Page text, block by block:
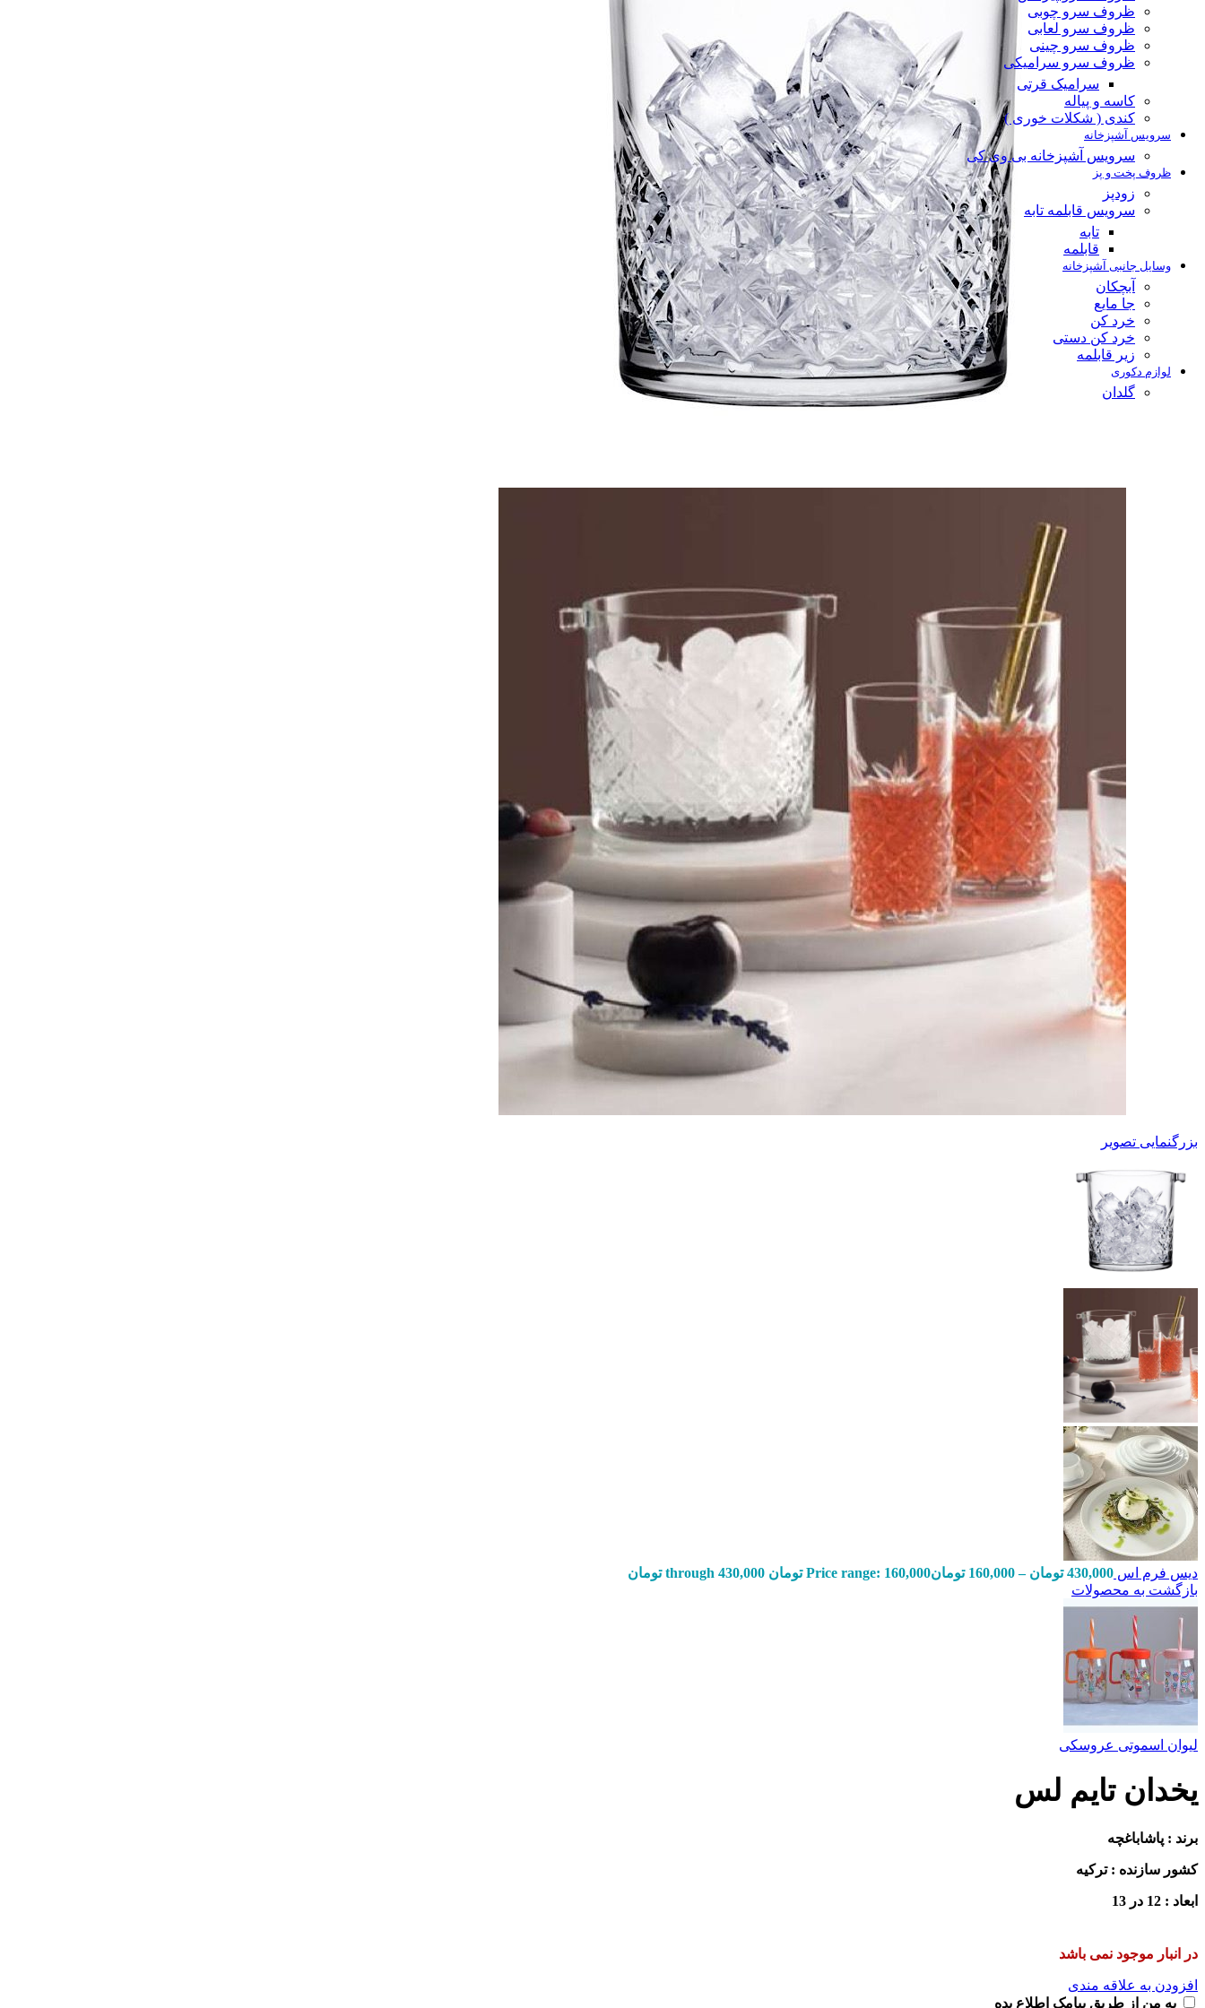
ظروف سرو چوبی
ظروف سرو لعابی
ظروف سرو چینی
ظروف سرو سرامیکی
سرامیک قرتی
کاسه و پیاله
کندی ( شکلات خوری )
سرویس آشپزخانه
سرویس آشپزخانه بی وی کی
ظروف پخت و پز
زودپز
سرویس قابلمه تابه
تابه
قابلمه
وسایل جانبی آشپزخانه
آبچکان
جا مایع
خرد کن
خرد کن دستی
زیر قابلمه
لوازم دکوری
گلدان
بزرگنمایی تصویر
دیس فرم اس 430,000 تومان –
160,000 تومانPrice range: 160,000 تومان through 430,000 تومان
بازگشت به محصولات
لیوان اسموتی عروسکی
یخدان تایم لس
برند : پاشاباغچه
کشور سازنده : ترکیه
ابعاد : 12 در 13
در انبار موجود نمی باشد
افزودن به علاقه مندی
به من از طریق پیامک اطلاع بده